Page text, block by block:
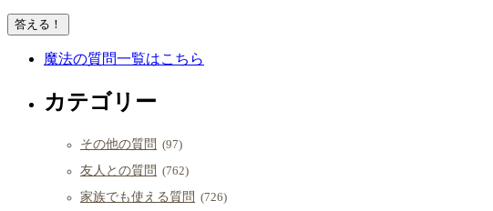
魔法の質問一覧はこちら
カテゴリー
その他の質問 (97)
友人との質問 (762)
家族でも使える質問 (726)